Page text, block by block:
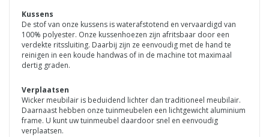
Kussens
De stof van onze kussens is waterafstotend en vervaardigd van
100% polyester. Onze kussenhoezen zijn afritsbaar door een
verdekte ritssluiting. Daarbij zijn ze eenvoudig met de hand te
reinigen in een koude handwas of in de machine tot maximaal
dertig graden.
Verplaatsen
Wicker meubilair is beduidend lichter dan traditioneel meubilair.
Daarnaast hebben onze tuinmeubelen een lichtgewicht aluminium
frame. U kunt uw tuinmeubel daardoor snel en eenvoudig
verplaatsen.